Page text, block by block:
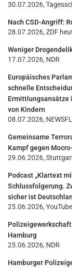
30.07.2026,
Nach CSD-Angriff:
28.07.2026, ZDF
Weniger
17.07.2026, NDR
Europäisches
schnelle
Ermittlungsansätze
von Kindern
08.07.2026,
Gemeinsame
Kampf gegen
29.06.2026,
Podcast „Klartext
Schlussfolgerung.
sicher ist
25.06.2026, YouTube
Hamburg
25.06.2026, NDR
Hamburger